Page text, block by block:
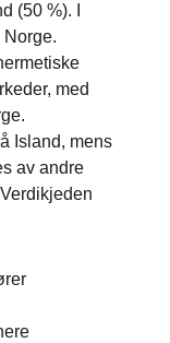
(50 %). I
med
Island, mens
av andre